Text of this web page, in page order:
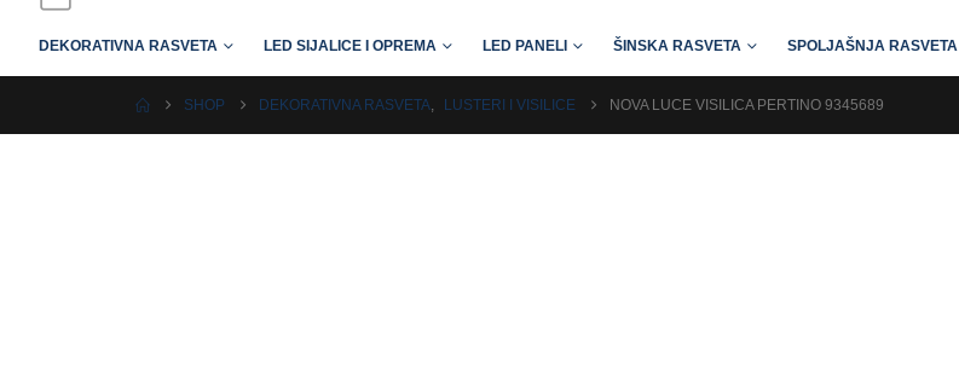
DEKORATIVNA RASVETA LED SIJALICE I OPREMA LED PANELI ŠINSKA RASVETA SPOLJAŠNJA RASVETA
SHOP DEKORATIVNA RASVETA, LUSTERI I VISILICE NOVA LUCE VISILICA PERTINO 9345689